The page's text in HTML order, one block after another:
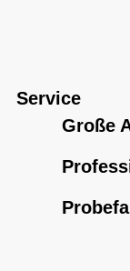
Service
Große